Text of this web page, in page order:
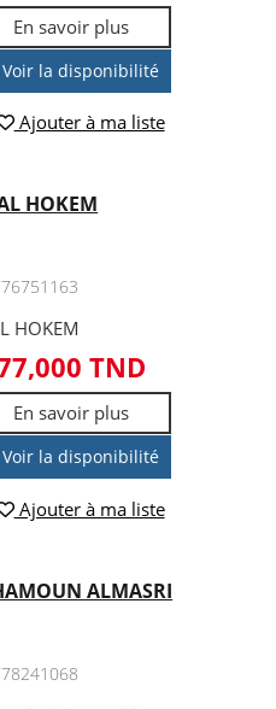
En savoir plus
la disponibilité
Ajouter à ma liste
HOKEM
HOKEM
TND
En savoir plus
la disponibilité
Ajouter à ma liste
ALMASRI